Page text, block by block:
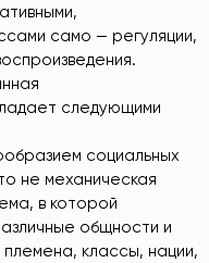
само — регуляции,
следующими
социальных
не механическая
в которой
общности и
классы, нации,